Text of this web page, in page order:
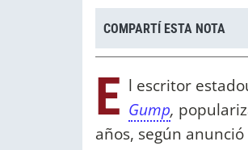
COMPARTÍ ESTA NOTA
E l escritor
Gump,
años, según